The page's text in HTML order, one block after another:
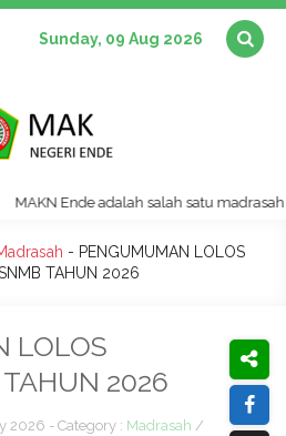
Sunday, 09 Aug 2026
MAKN Ende adalah salah satu madrasah
- PENGUMUMAN LOLOS
TAHUN 2026
LOLOS
2026
2026 - Category : Madrasah /